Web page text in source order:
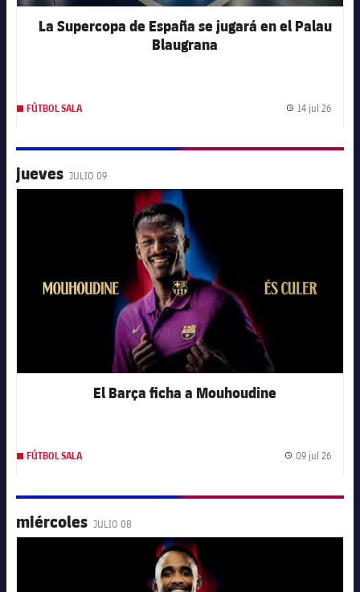
La Supercopa de España se jugará en el Palau
Blaugrana
FÚTBOL SALA Fecha
14 jul 26
jueves JULIO 09
FC Barcelona club badge
El Barça ficha a Mouhoudine
FÚTBOL SALA Fecha
09 jul 26
miércoles JULIO 08
FC Barcelona club badge